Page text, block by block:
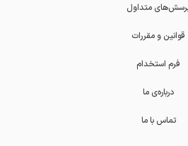
متداول
قوانین و مقررات
فرم استخدام
درباره‌ی ما
تماس با ما